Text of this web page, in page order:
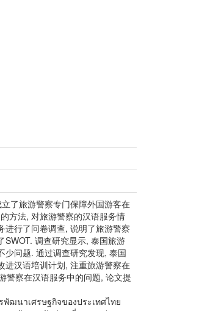
了旅游警察专门保障外国游客在
方法, 对旅游警察的汉语服务情
进行了问卷调查, 说明了旅游警察
调查研究显示, 泰国旅游
少问题. 通过调查研究发现, 泰国
进汉语培训计划, 注重旅游警察在
警察在汉语服务中的问题, 论文提
ฒนาเศรษฐกิจของประเทศไทย